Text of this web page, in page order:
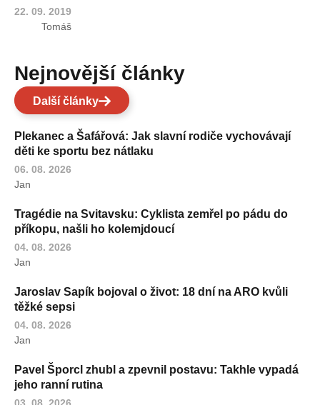
22. 09. 2019
Tomáš
Nejnovější články
Další články
Plekanec a Šafářová: Jak slavní rodiče vychovávají
děti ke sportu bez nátlaku
06. 08. 2026
Jan
Tragédie na Svitavsku: Cyklista zemřel po pádu do
příkopu, našli ho kolemjdoucí
04. 08. 2026
Jan
Jaroslav Sapík bojoval o život: 18 dní na ARO kvůli
těžké sepsi
04. 08. 2026
Jan
Pavel Šporcl zhubl a zpevnil postavu: Takhle vypadá
jeho ranní rutina
03. 08. 2026